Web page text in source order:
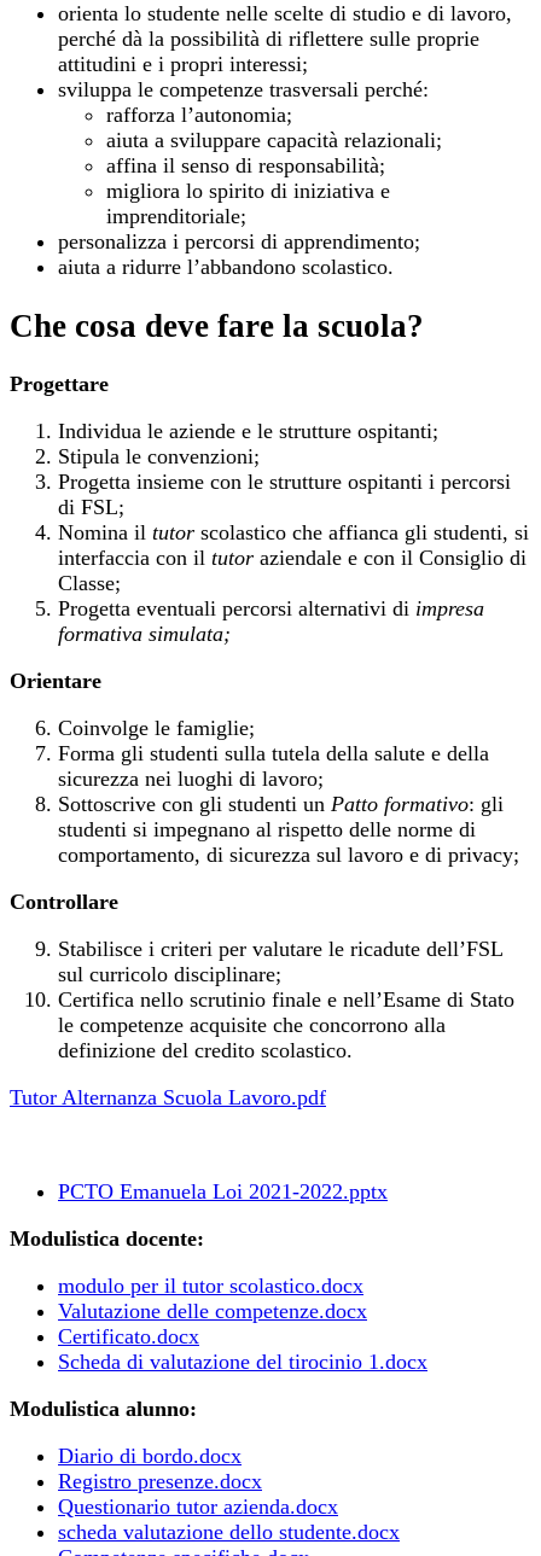
orienta lo studente nelle scelte di studio e di lavoro,
perché dà la possibilità di riflettere sulle proprie
attitudini e i propri interessi;
sviluppa le competenze trasversali perché:
rafforza l’autonomia;
aiuta a sviluppare capacità relazionali;
affina il senso di responsabilità;
migliora lo spirito di iniziativa e
imprenditoriale;
personalizza i percorsi di apprendimento;
aiuta a ridurre l’abbandono scolastico.
Che cosa deve fare la scuola?
Progettare
Individua le aziende e le strutture ospitanti;
Stipula le convenzioni;
Progetta insieme con le strutture ospitanti i percorsi
di FSL;
Nomina il tutor scolastico che affianca gli studenti, si
interfaccia con il tutor aziendale e con il Consiglio di
Classe;
Progetta eventuali percorsi alternativi di impresa
formativa simulata;
Orientare
Coinvolge le famiglie;
Forma gli studenti sulla tutela della salute e della
sicurezza nei luoghi di lavoro;
Sottoscrive con gli studenti un Patto formativo: gli
studenti si impegnano al rispetto delle norme di
comportamento, di sicurezza sul lavoro e di privacy;
Controllare
Stabilisce i criteri per valutare le ricadute dell’FSL
sul curricolo disciplinare;
Certifica nello scrutinio finale e nell’Esame di Stato
le competenze acquisite che concorrono alla
definizione del credito scolastico.
Tutor Alternanza Scuola Lavoro.pdf
PCTO Emanuela Loi 2021-2022.pptx
Modulistica docente:
modulo per il tutor scolastico.docx
Valutazione delle competenze.docx
Certificato.docx
Scheda di valutazione del tirocinio 1.docx
Modulistica alunno:
Diario di bordo.docx
Registro presenze.docx
Questionario tutor azienda.docx
scheda valutazione dello studente.docx